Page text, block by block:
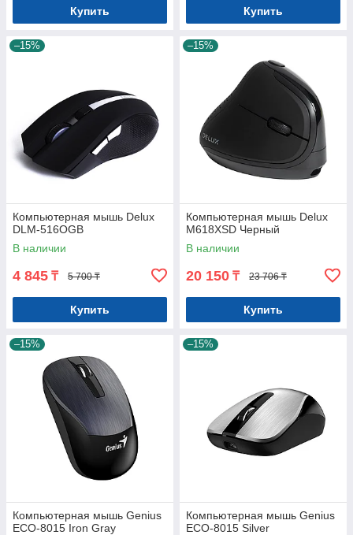
Купить Купить
–15%
Компьютерная мышь Delux
DLM-516OGB
В наличии
4 845 ₸ 5 700 ₸
Купить
–15%
Компьютерная мышь Delux
M618XSD Черный
В наличии
20 150 ₸ 23 706 ₸
Купить
–15%
Компьютерная мышь Genius
ECO-8015 Iron Gray
–15%
Компьютерная мышь Genius
ECO-8015 Silver